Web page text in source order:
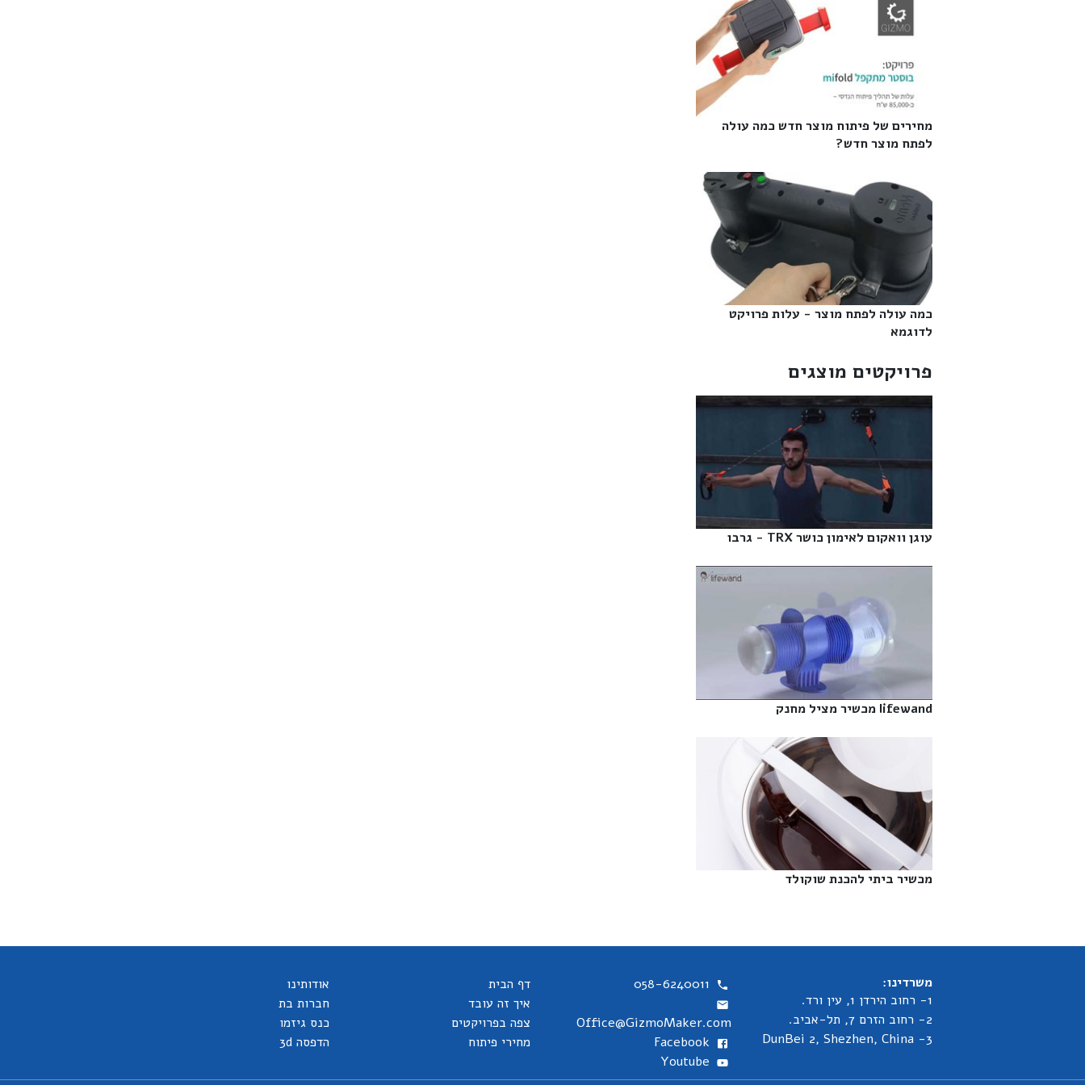
מחירים של פיתוח מוצר חדש כמה עולה
לפתח מוצר חדש?‎
כמה עולה לפתח מוצר - עלות פרויקט
לדוגמא‎
פרויקטים מוצגים
עוגן וואקום לאימון כושר TRX - גרבו‎
lifewand מכשיר מציל מחנק‎
מכשיר ביתי להכנת שוקולד‎
משרדינו:
1- רחוב הירדן 1, עין ורד.
2- רחוב הזרם 7, תל-אביב.
3- DunBei 2, Shezhen, China
058-6240011
Office@GizmoMaker.com
Facebook
Youtube
דף הבית
איך זה עובד
צפה בפרויקטים
מחירי פיתוח
אודותינו
חברות בת
כנס גיזמו
הדפסה 3d